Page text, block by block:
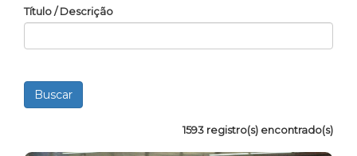
Título / Descrição
1593 registro(s) encontrado(s)